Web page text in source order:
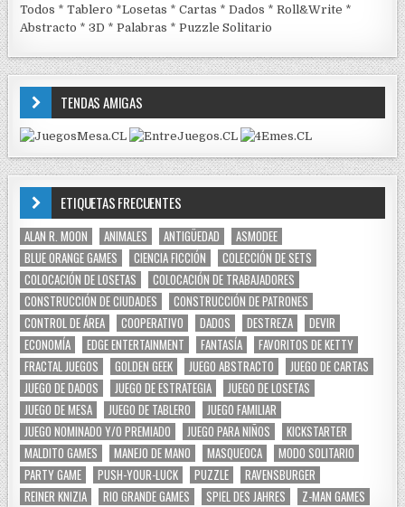
Todos *Tablero *Losetas *Cartas *Dados *Roll&Write *
Abstracto *3D *Palabras *Puzzle Solitario
TENDAS AMIGAS
ETIQUETAS FRECUENTES
ALAN R. MOON ANIMALES ANTIGÜEDAD
ASMODEE
BLUE ORANGE GAMES
CIENCIA FICCIÓN
COLECCIÓN DE SETS
COLOCACIÓN DE LOSETAS
COLOCACIÓN DE TRABAJADORES
CONSTRUCCIÓN DE CIUDADES
CONSTRUCCIÓN DE PATRONES
CONTROL DE ÁREA
COOPERATIVO DADOS DESTREZA
DEVIR
ECONOMÍA
EDGE ENTERTAINMENT FANTASÍA
FAVORITOS DE KETTY
FRACTAL JUEGOS
GOLDEN GEEK JUEGO ABSTRACTO
JUEGO DE CARTAS
JUEGO DE DADOS
JUEGO DE ESTRATEGIA
JUEGO DE LOSETAS
JUEGO DE MESA
JUEGO DE TABLERO
JUEGO FAMILIAR
JUEGO NOMINADO Y/O PREMIADO
JUEGO PARA NIÑOS
KICKSTARTER
MALDITO GAMES
MANEJO DE MANO MASQUEOCA
MODO SOLITARIO
PARTY GAME
PUSH-YOUR-LUCK PUZZLE
RAVENSBURGER
REINER KNIZIA
RIO GRANDE GAMES SPIEL DES JAHRES Z-MAN GAMES